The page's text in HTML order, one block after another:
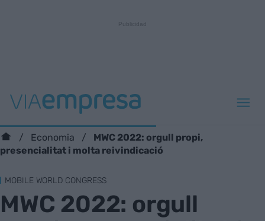
Economia
MWC 2022: orgull propi,
presencialitat i molta reivindicació
MOBILE WORLD CONGRESS
MWC 2022: orgull